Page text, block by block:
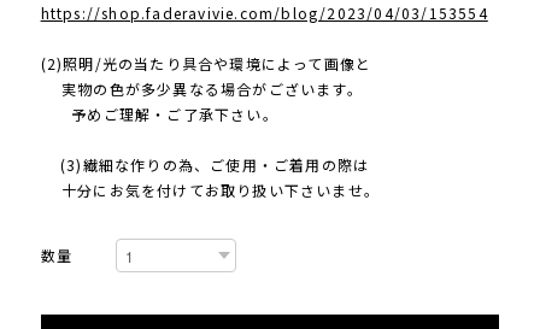
https://shop.faderavivie.com/blog/2023/04/03/153554
(2)照明/光の当たり具合や環境によって画像と
実物の色が多少異なる場合がございます。
予めご理解・ご了承下さい。
(3)繊細な作りの為、ご使用・ご着用の際は
十分にお気を付けてお取り扱い下さいませ。
数量